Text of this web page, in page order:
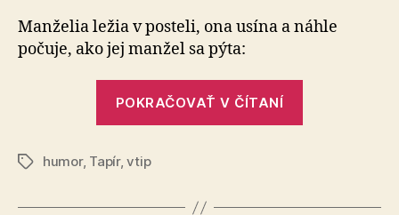
Manželia ležia v posteli, ona usína a náhle
počuje, ako jej manžel sa pýta:
POKRAČOVAŤ V ČÍTANÍ
Značkyhumor, Tapír,vtip